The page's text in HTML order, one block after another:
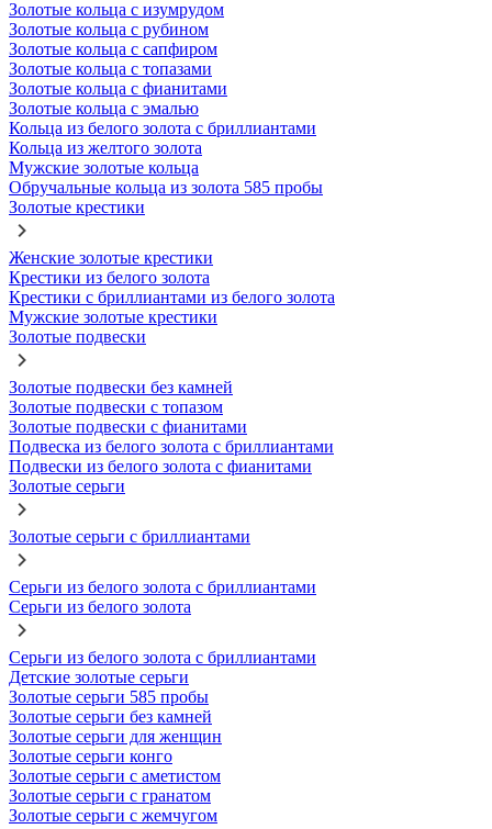
Золотые кольца с изумрудом
Золотые кольца с рубином
Золотые кольца с сапфиром
Золотые кольца с топазами
Золотые кольца с фианитами
Золотые кольца с эмалью
Кольца из белого золота с бриллиантами
Кольца из желтого золота
Мужские золотые кольца
Обручальные кольца из золота 585 пробы
Золотые крестики
Женские золотые крестики
Крестики из белого золота
Крестики с бриллиантами из белого золота
Мужские золотые крестики
Золотые подвески
Золотые подвески без камней
Золотые подвески с топазом
Золотые подвески с фианитами
Подвеска из белого золота с бриллиантами
Подвески из белого золота с фианитами
Золотые серьги
Золотые серьги с бриллиантами
Серьги из белого золота с бриллиантами
Серьги из белого золота
Серьги из белого золота с бриллиантами
Детские золотые серьги
Золотые серьги 585 пробы
Золотые серьги без камней
Золотые серьги для женщин
Золотые серьги конго
Золотые серьги с аметистом
Золотые серьги с гранатом
Золотые серьги с жемчугом